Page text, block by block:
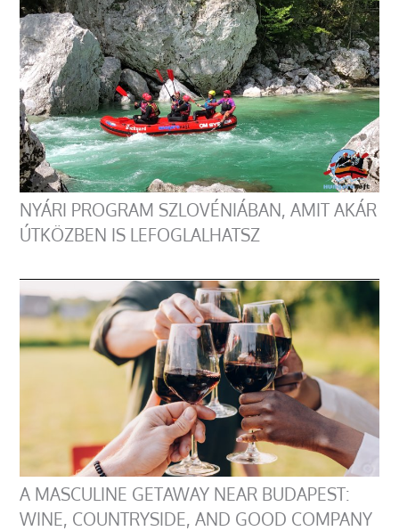
NYÁRI PROGRAM SZLOVÉNIÁBAN, AMIT AKÁR
ÚTKÖZBEN IS LEFOGLALHATSZ
A MASCULINE GETAWAY NEAR BUDAPEST:
WINE, COUNTRYSIDE, AND GOOD COMPANY